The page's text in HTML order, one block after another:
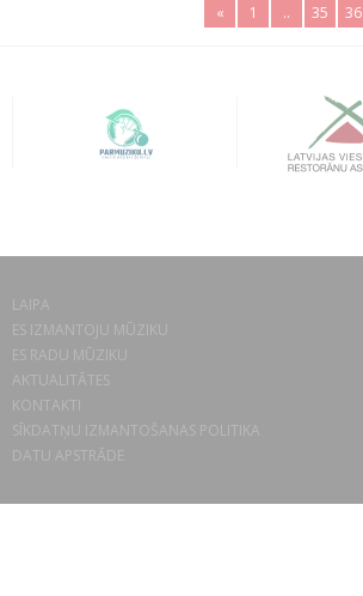
« 1 .. 35 36
LAIPA
ES IZMANTOJU MŪZIKU
ES RADU MŪZIKU
AKTUALITĀTES
KONTAKTI
SĪKDATŅU IZMANTOŠANAS POLITIKA
DATU APSTRĀDE